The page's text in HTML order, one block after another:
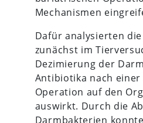
Mechanismen
Dafür analysierten
zunächst im
Dezimierung der
Antibiotika nach
Operation auf den
auswirkt. Durch die
Darmbakterien